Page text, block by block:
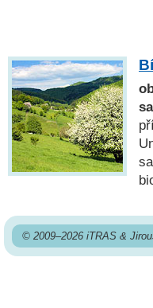
© 2009–2026 iTRAS &